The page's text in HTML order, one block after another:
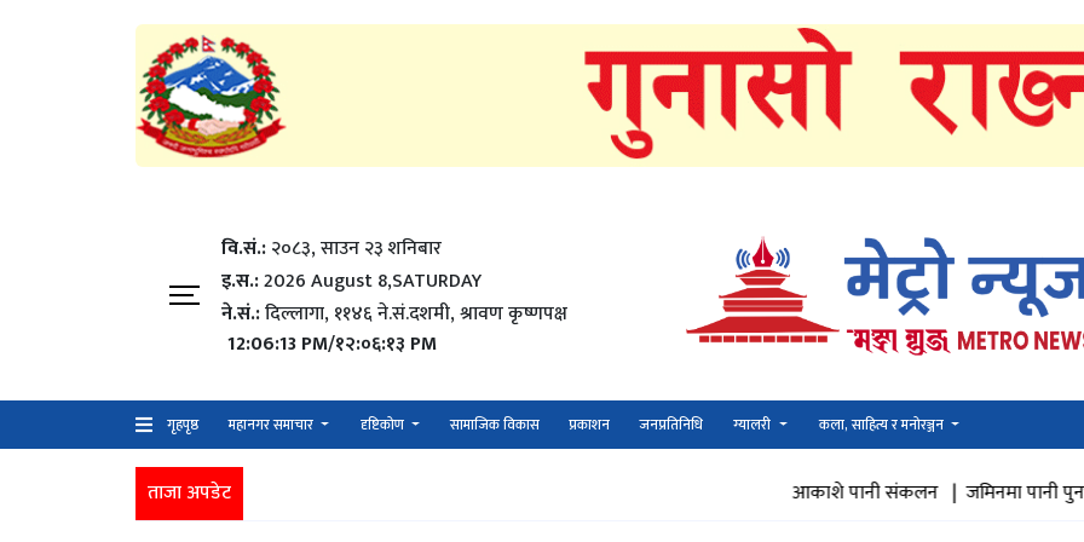
वि.सं.:२०८३, साउन २३ शनिबार
इ.स.:2026 August 8,SATURDAY
ने.सं.:दिल्लागा, ११४६ ने.सं.दशमी, श्रावण कृष्णपक्ष
12:06:15 PM/१२:०६:१५ PM
गृहपृष्ठ महानगर समाचार दृष्टिकोण सामाजिक विकास प्रकाशन जनप्रतिनिधि ग्यालरी कला, साहित्य र मनोरञ्जन
ताजा अपडेट आकाशे पानी संकलन |जमिनमा पानी पुनभरण |